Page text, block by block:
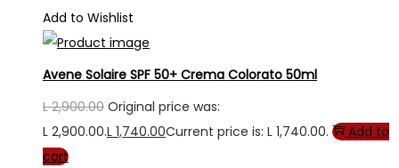
Add to Wishlist
Avene Solaire SPF 50+ Crema Colorato 50ml
L2,900.00 Original price was:
L 2,900.00.L 1,740.00Current price is: L 1,740.00.
Add to
cart